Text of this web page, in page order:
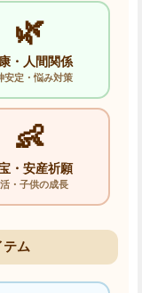
🌿
・人間関係
安定・悩み対策
👶
・安産祈願
・子供の成長
テム